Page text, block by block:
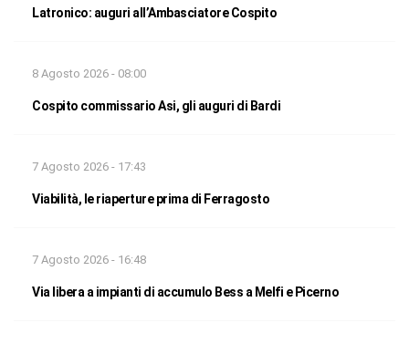
Latronico: auguri all’Ambasciatore Cospito
8 Agosto 2026 - 08:00
Cospito commissario Asi, gli auguri di Bardi
7 Agosto 2026 - 17:43
Viabilità, le riaperture prima di Ferragosto
7 Agosto 2026 - 16:48
Via libera a impianti di accumulo Bess a Melfi e Picerno